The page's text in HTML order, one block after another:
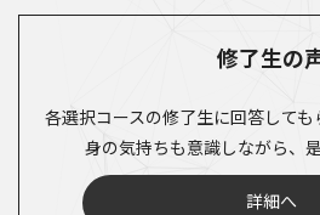
修了生の
各選択コースの修了生に回答して
身の気持ちも意識しながら、
詳細へ